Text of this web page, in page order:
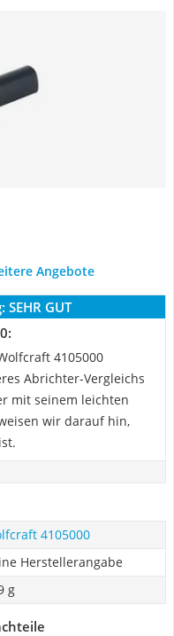
Angebote
SEHR GUT
4105000
Abrichter-Vergleichs
mit seinem leichten
wir darauf hin,
4105000
Herstellerangabe
g